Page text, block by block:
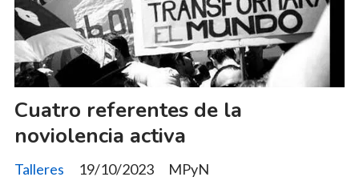
Cuatro referentes de la
noviolencia activa
MPyN
Talleres 19/10/2023